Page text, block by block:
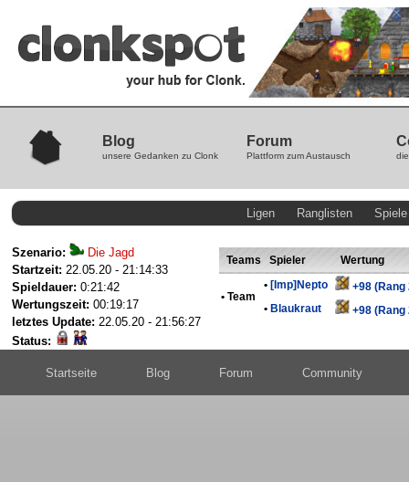
Blog
unsere Gedanken zu Clonk
Forum
Plattform zum Austausch
Ligen Ranglisten Spiele
Szenario:
Die Jagd
Startzeit: 22.05.20 - 21:14:33
Spieldauer: 0:21:42
Wertungszeit: 00:19:17
letztes Update: 22.05.20 - 21:56:27
Status:
Teams Spieler Wertung
• Team
• [Imp]Nepto
+98 (Rang
• Blaukraut +98 (Rang
Startseite Blog Forum Community